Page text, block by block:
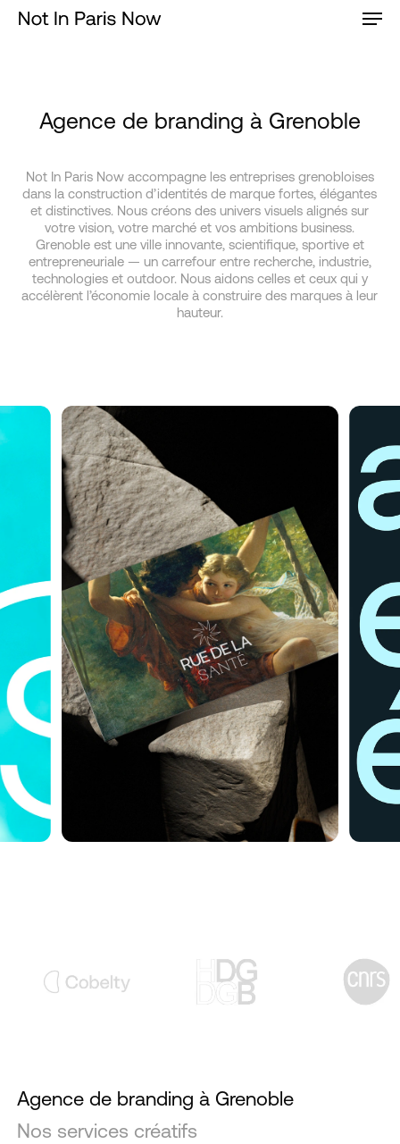
Agence de branding à Grenoble
Not In Paris Now accompagne les entreprises grenobloises
dans la construction d’identités de marque fortes, élégantes
et distinctives. Nous créons des univers visuels alignés sur
votre vision, votre marché et vos ambitions business.
Grenoble est une ville innovante, scientifique, sportive et
entrepreneuriale — un carrefour entre recherche, industrie,
technologies et outdoor. Nous aidons celles et ceux qui y
accélèrent l’économie locale à construire des marques à leur
hauteur.
Agence de branding à Grenoble
Nos services créatifs